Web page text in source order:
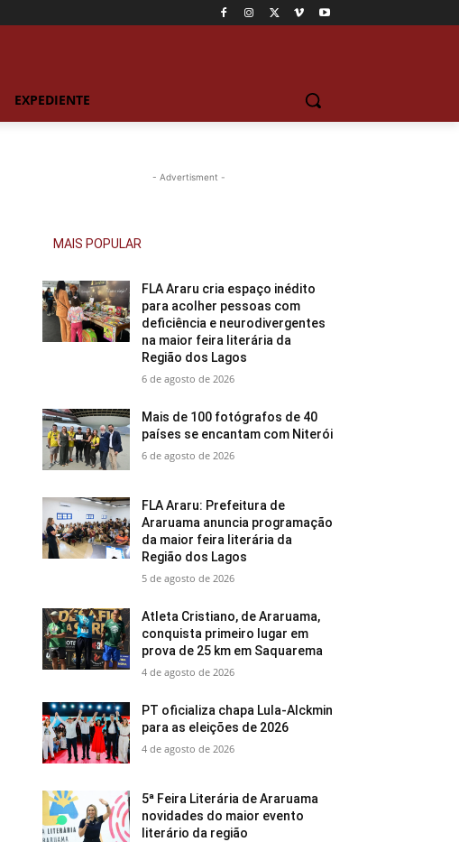
EXPEDIENTE
- Advertisment -
MAIS POPULAR
FLA Araru cria espaço inédito
para acolher pessoas com
deficiência e neurodivergentes
na maior feira literária da
Região dos Lagos
6 de agosto de 2026
Mais de 100 fotógrafos de 40
países se encantam com Niterói
6 de agosto de 2026
FLA Araru: Prefeitura de
Araruama anuncia programação
da maior feira literária da
Região dos Lagos
5 de agosto de 2026
Atleta Cristiano, de Araruama,
conquista primeiro lugar em
prova de 25 km em Saquarema
4 de agosto de 2026
PT oficializa chapa Lula-Alckmin
para as eleições de 2026
4 de agosto de 2026
5ª Feira Literária de Araruama
novidades do maior evento
literário da região